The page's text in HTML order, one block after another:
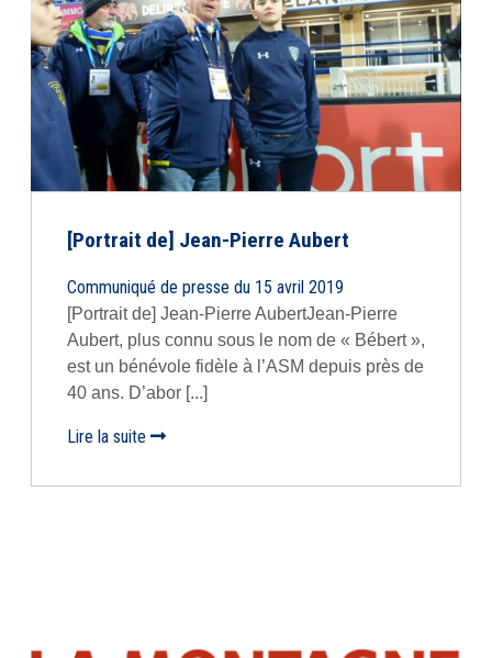
[Portrait de] Jean-Pierre Aubert
Communiqué de presse du 15 avril 2019
[Portrait de] Jean-Pierre AubertJean-Pierre
Aubert, plus connu sous le nom de « Bébert »,
est un bénévole fidèle à l’ASM depuis près de
40 ans. D’abor [...]
Lire la suite